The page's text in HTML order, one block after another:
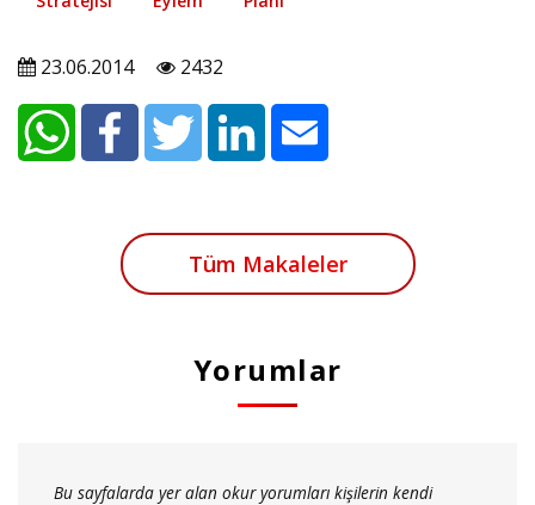
23.06.2014 2432
Tüm Makaleler
Yorumlar
Bu sayfalarda yer alan okur yorumları kişilerin kendi